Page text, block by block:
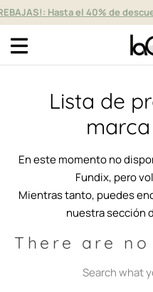
Hasta el 40% de
Lista de
marca
En este momento no
Fundix, pero
Mientras tanto, puedes
nuestra sección
There are
Search what